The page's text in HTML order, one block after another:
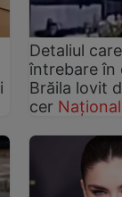
Detaliul
întrebare în
Brăila lovit
cer Național